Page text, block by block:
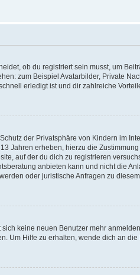
ob du registriert sein musst, um
zum Beispiel Avatarbilder, Private
erledigt ist und dir zahlreiche
der Privatsphäre von Kindern im
Jahren erheben, hierzu die
auf der du dich zu registrieren
anbieten kann und nicht die
oder juristische Anfragen zu
keine neuen Benutzer mehr
Um Hilfe zu erhalten, wende dich an die